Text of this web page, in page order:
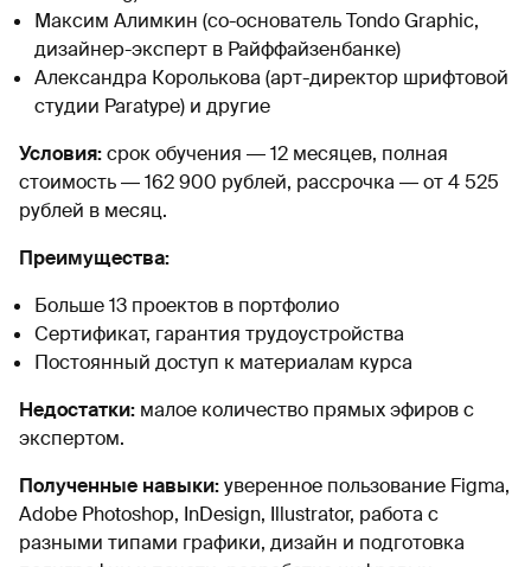
Максим Алимкин (со-основатель Tondo Graphic,
дизайнер-эксперт в Райффайзенбанке)
Александра Королькова (арт-директор шрифтовой
студии Paratype) и другие
Условия:срок обучения ― 12 месяцев, полная
стоимость ― 162 900 рублей, рассрочка ― от 4 525
рублей в месяц.
Преимущества:
Больше 13 проектов в портфолио
Сертификат, гарантия трудоустройства
Постоянный доступ к материалам курса
Недостатки: малое количество прямых эфиров с
экспертом.
Полученные навыки:уверенное пользование Figma,
Adobe Photoshop, InDesign, Illustrator, работа с
разными типами графики, дизайн и подготовка